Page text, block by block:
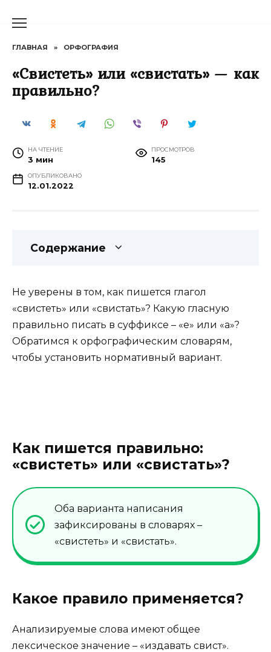
ГЛАВНАЯ » ОРФОГРАФИЯ
«Свистеть» или «свистать» — как
правильно?
НА ЧТЕНИЕ
3 мин
ПРОСМОТРОВ
145
ОПУБЛИКОВАНО
12.01.2022
Содержание
Не уверены в том, как пишется глагол
«свистеть» или «свистать»? Какую гласную
правильно писать в суффиксе – «е» или «а»?
Обратимся к орфографическим словарям,
чтобы установить нормативный вариант.
Как пишется правильно:
«свистеть» или «свистать»?
Оба варианта написания
зафиксированы в словарях –
«свистеть» и «свистать».
Какое правило применяется?
Анализируемые слова имеют общее
лексическое значение – «издавать свист».